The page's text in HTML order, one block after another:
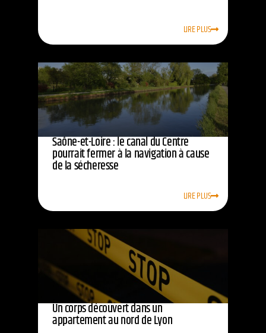
LIRE PLUS
Saône-et-Loire : le canal du Centre
pourrait fermer à la navigation à cause
de la sécheresse
LIRE PLUS
Un corps découvert dans un
appartement au nord de Lyon